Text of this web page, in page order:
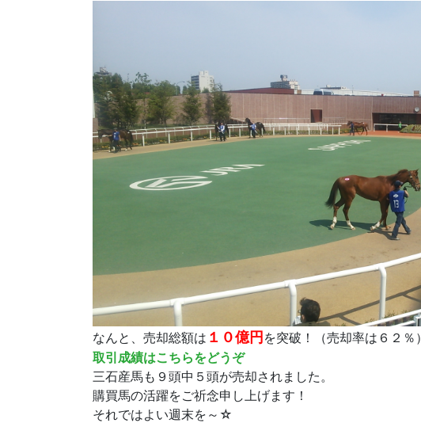
なんと、売却総額は １０億円を突破！（売却率は６２％）
取引成績はこちらをどうぞ
三石産馬も９頭中５頭が売却されました。
購買馬の活躍をご祈念申し上げます！
それではよい週末を～☆